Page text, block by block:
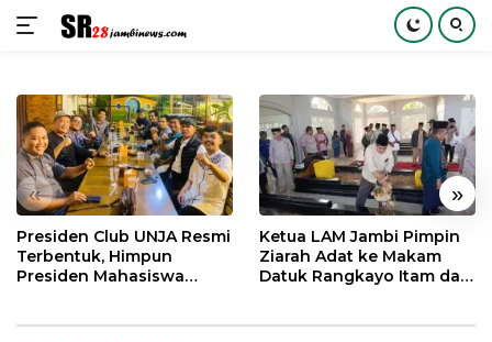
konten
« »
Presiden Club UNJA Resmi
Terbentuk, Himpun
Presiden Mahasiswa
Ketua LAM Jambi Pimpin
Ziarah Adat ke Makam
Datuk Rangkayo Itam dan